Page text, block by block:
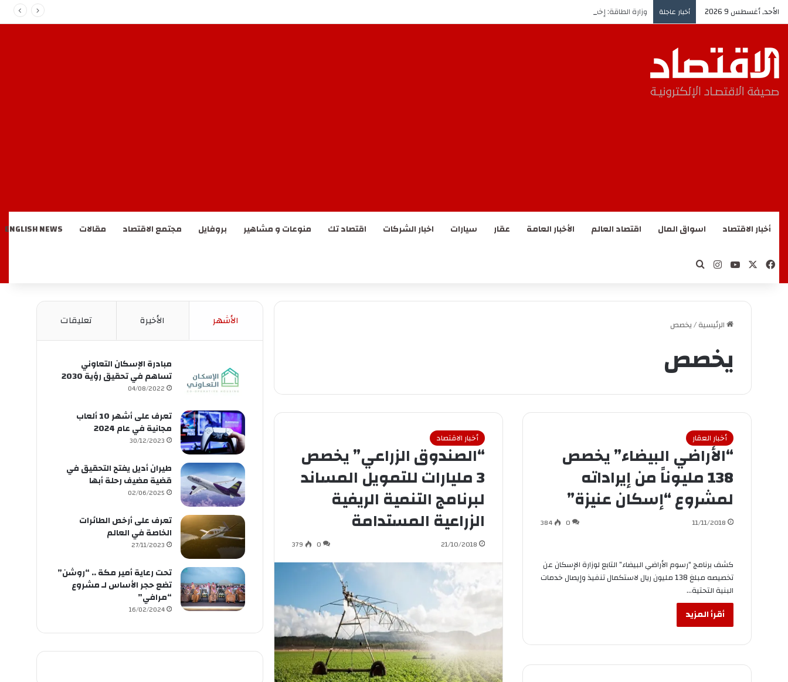
الأحد, أغسطس 9 2026 أخبار عاجلة وزارة الطاقة: إخماد حريق بأحد مرافق “أرامكو” في جازان
أخبار الاقتصاد اسواق المال اقتصاد العالم الأخبار العامة عقار سيارات اخبار الشركات اقتصاد تك منوعات و مشاهير بروفايل مجتمع الاقتصاد مقالات ENGLISH NEWS
فيسبوك ‫YouTubeانستقرام
الرئيسية/يخصص
يخصص
أخبار العقار
“الأراضي البيضاء” يخصص
138 مليوناً من إيراداته
لمشروع “إسكان عنيزة”
11/11/2018
0
384
كشف برنامج “رسوم الأراضي البيضاء” التابع لوزارة الإسكان عن
تخصيصه مبلغ 138 مليون ريال لاستكمال تنفيذ وإيصال خدمات
البنية التحتية…
أقرأ المزيد
أخبار الاقتصاد
“الصندوق الزراعي” يخصص
3 مليارات للتمويل المساند
لبرنامج التنمية الريفية
الزراعية المستدامة
21/10/2018
0
379
الأشهر الأخيرة تعليقات
مبادرة الإسكان التعاوني
تساهم في تحقيق رؤية 2030
04/08/2022
تعرف على أشهر 10 ألعاب
مجانية في عام 2024
30/12/2023
طيران أديل يفتح التحقيق في
قضية مضيف رحلة أبها
02/06/2025
تعرف على أرخص الطائرات
الخاصة في العالم
27/11/2023
تحت رعاية أمير مكة .. “روشن”
تضع حجر الأساس لـ مشروع
“مرافي”
16/02/2024